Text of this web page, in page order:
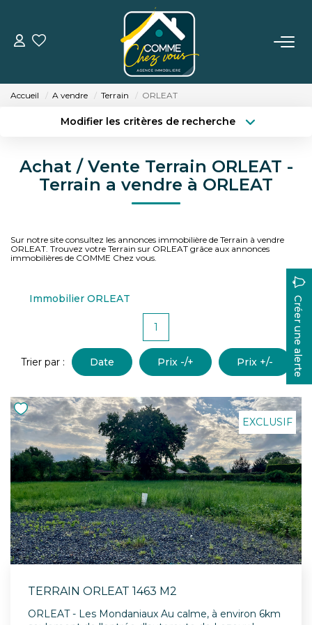
VENTE
BIENS VENDUS
L'AGENCE
CONTACT
Accueil A vendre Terrain ORLEAT
Modifier les critères de recherche
Type de bien
Budget max Plus de critères
Achat / Vente Terrain ORLEAT -
Terrain a vendre à ORLEAT
Sur notre site consultez les annonces immobilière de Terrain à vendre
ORLEAT. Trouvez votre Terrain sur ORLEAT grâce aux annonces
immobilières de COMME Chez vous.
Immobilier ORLEAT Créer une alerte
1
Trier par : Date Prix -/+ Prix +/-
EXCLUSIF
TERRAIN ORLEAT 1463 M2
ORLEAT - Les Mondaniaux Au calme, à environ 6km